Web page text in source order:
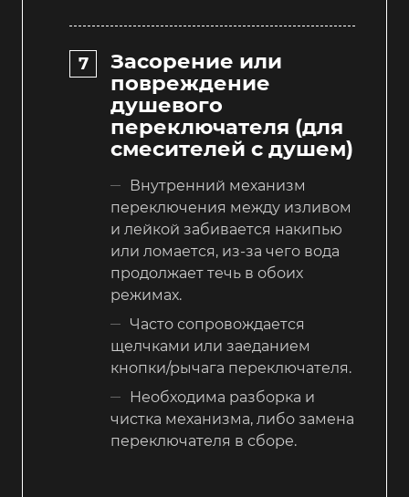
Засорение или
повреждение
душевого
переключателя (для
смесителей с душем)
Внутренний механизм
переключения между изливом
и лейкой забивается накипью
или ломается, из-за чего вода
продолжает течь в обоих
режимах.
Часто сопровождается
щелчками или заеданием
кнопки/рычага переключателя.
Необходима разборка и
чистка механизма, либо замена
переключателя в сборе.